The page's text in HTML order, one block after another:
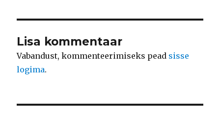
Lisa kommentaar
Vabandust, kommenteerimiseks pead sisse
logima.